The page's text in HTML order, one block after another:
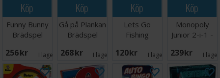
Köp
Funny Bunny
Brädspel
256 SEK I lager: 9
Köp
Gå på Plankan
Brädspel
268 SEK I lager:
Köp
Lets Go
Fishing
120 SEK I lager: 1
Köp
Monopoly
Junior 2-i-1 -
239 SEK I